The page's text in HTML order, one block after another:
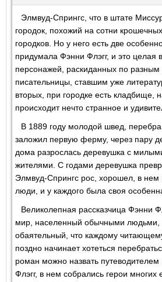
Элмвуд-Спрингс, что в штате
городок, похожий на сотни
городков. Но у него есть две
придумала Фэнни Флэгг, и это целая
персонажей, раскиданных по
писательницы, ставшим уже
вторых, при городке есть кладбище,
происходит нечто странное и
В 1889 году молодой швед,
заложил первую ферму, через пару
дома разрослась деревушка с
жителями. С годами деревушка
Элмвуд-Спрингс рос, хорошел, в нем
люди, и у каждого была своя
Великолепная рассказчица Фэнни
мир, населенный обычными людьми,
обаятельный, что каждому
поздно начинает хотеться
роман можно назвать путеводителем
Флэгг, в нем собрались герои многих